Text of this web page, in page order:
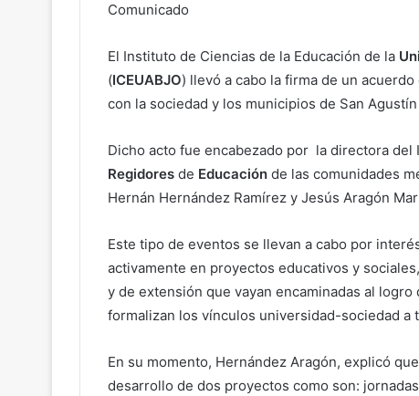
Comunicado
El Instituto de Ciencias de la Educación de la
(ICEUABJO) llevó a cabo la firma de un
con la sociedad y los municipios de San
Dicho acto fue encabezado por la directora del
Regidores de Educación de las comunidades
Hernán Hernández Ramírez y Jesús Aragón
Este tipo de eventos se llevan a cabo por
activamente en proyectos educativos y
y de extensión que vayan encaminadas al
formalizan los vínculos universidad-sociedad a
En su momento, Hernández Aragón, explicó
desarrollo de dos proyectos como son: